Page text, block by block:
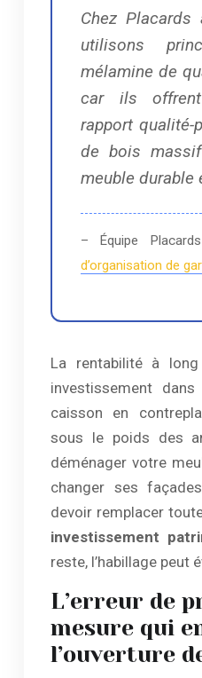
Chez Placards
utilisons
mélamine de
car ils
rapport qualité-
de bois
meuble durable
– Équipe
d’organisation de
La rentabilité à
investissement
caisson en
sous le poids des
déménager votre
changer ses
devoir remplacer
investissement
reste, l’habillage peut
L’erreur de
mesure qui
l’ouverture